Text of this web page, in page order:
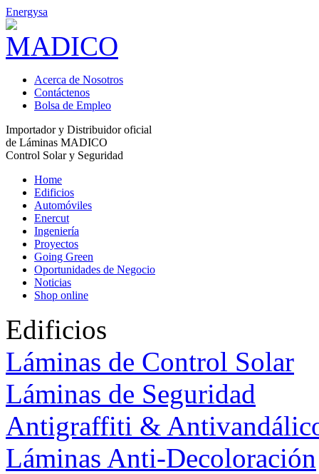
Energysa
Acerca de Nosotros
Contáctenos
Bolsa de Empleo
Importador y Distribuidor oficial
de Láminas MADICO
Control Solar y Seguridad
Home
Edificios
Automóviles
Enercut
Ingeniería
Proyectos
Going Green
Oportunidades de Negocio
Noticias
Shop online
Edificios
Láminas de Control Solar
Láminas de Seguridad
Antigraffiti &
Láminas Anti-Decoloración